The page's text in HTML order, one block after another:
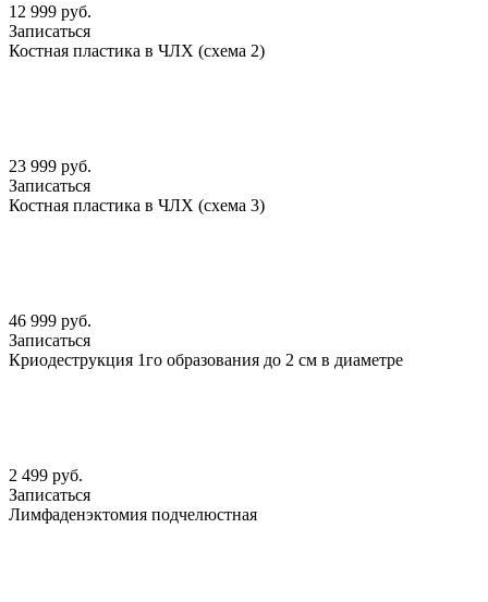
12 999 руб.
Записаться
Костная пластика в ЧЛХ (схема 2)
23 999 руб.
Записаться
Костная пластика в ЧЛХ (схема 3)
46 999 руб.
Записаться
Криодеструкция 1го образования до 2 см в диаметре
2 499 руб.
Записаться
Лимфаденэктомия подчелюстная